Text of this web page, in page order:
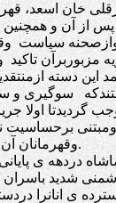
خان اسعد،
پس از آن و
سیاست
این دسته
سوگیری و
گردیدتا اولا
وقهرمانان آن دوران تاریخی تکوین یابد.
دردهه ی
شدید باسران
ی انانرا